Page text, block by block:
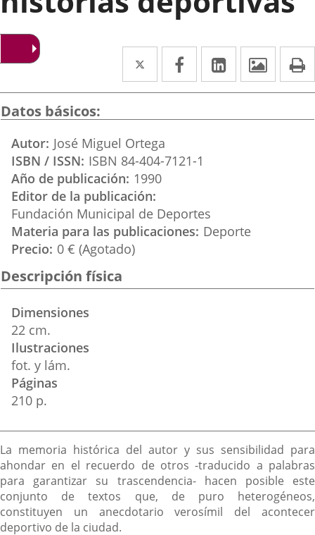
Twitter
Enlace
a
externa.
Facebook
Enlace
a
externa.
Linkedin
Enlace
a
Datos básicos
Autor José Miguel Ortega
ISBN / ISSN ISBN 84-404-7121-1
Año de publicación 1990
Editor de la publicación
Fundación Municipal de Deportes
Materia para las publicaciones Deporte
Precio 0 € (Agotado)
Descripción física
Dimensiones
22 cm.
Ilustraciones
fot. y lám.
Páginas
210 p.
Descripción
La memoria histórica del autor y sus sensibilidad para
ahondar en el recuerdo de otros -traducido a palabras
para garantizar su trascendencia- hacen posible este
conjunto de textos que, de puro heterogéneos,
constituyen un anecdotario verosímil del acontecer
deportivo de la ciudad.